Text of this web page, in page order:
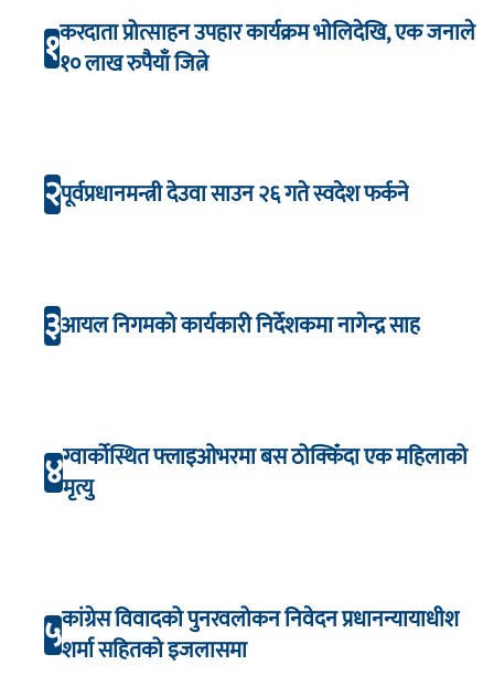
१करदाता प्रोत्साहन उपहार कार्यक्रम भाेलिदेखि, एक जनाले
१० लाख रुपैयाँ जित्ने
२पूर्वप्रधानमन्त्री देउवा साउन २६ गते स्वदेश फर्कने
३आयल निगमको कार्यकारी निर्देशकमा नागेन्द्र साह
४ग्वार्कोस्थित फ्लाइओभरमा बस ठोक्किँदा एक महिलाको
मृत्यु
५कांग्रेस विवादको पुनरवलोकन निवेदन प्रधानन्यायाधीश
शर्मा सहितको इजलासमा